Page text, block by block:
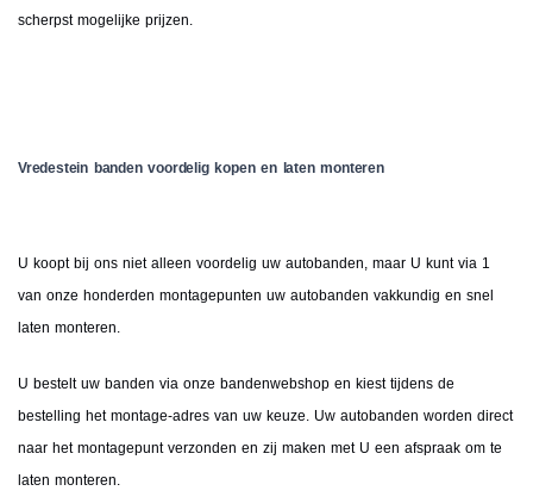
scherpst mogelijke prijzen.
Vredestein banden voordelig kopen en laten monteren
U koopt bij ons niet alleen voordelig uw autobanden, maar U kunt via 1
van onze honderden montagepunten uw autobanden vakkundig en snel
laten monteren.
U bestelt uw banden via onze bandenwebshop en kiest tijdens de
bestelling het montage-adres van uw keuze. Uw autobanden worden direct
naar het montagepunt verzonden en zij maken met U een afspraak om te
laten monteren.